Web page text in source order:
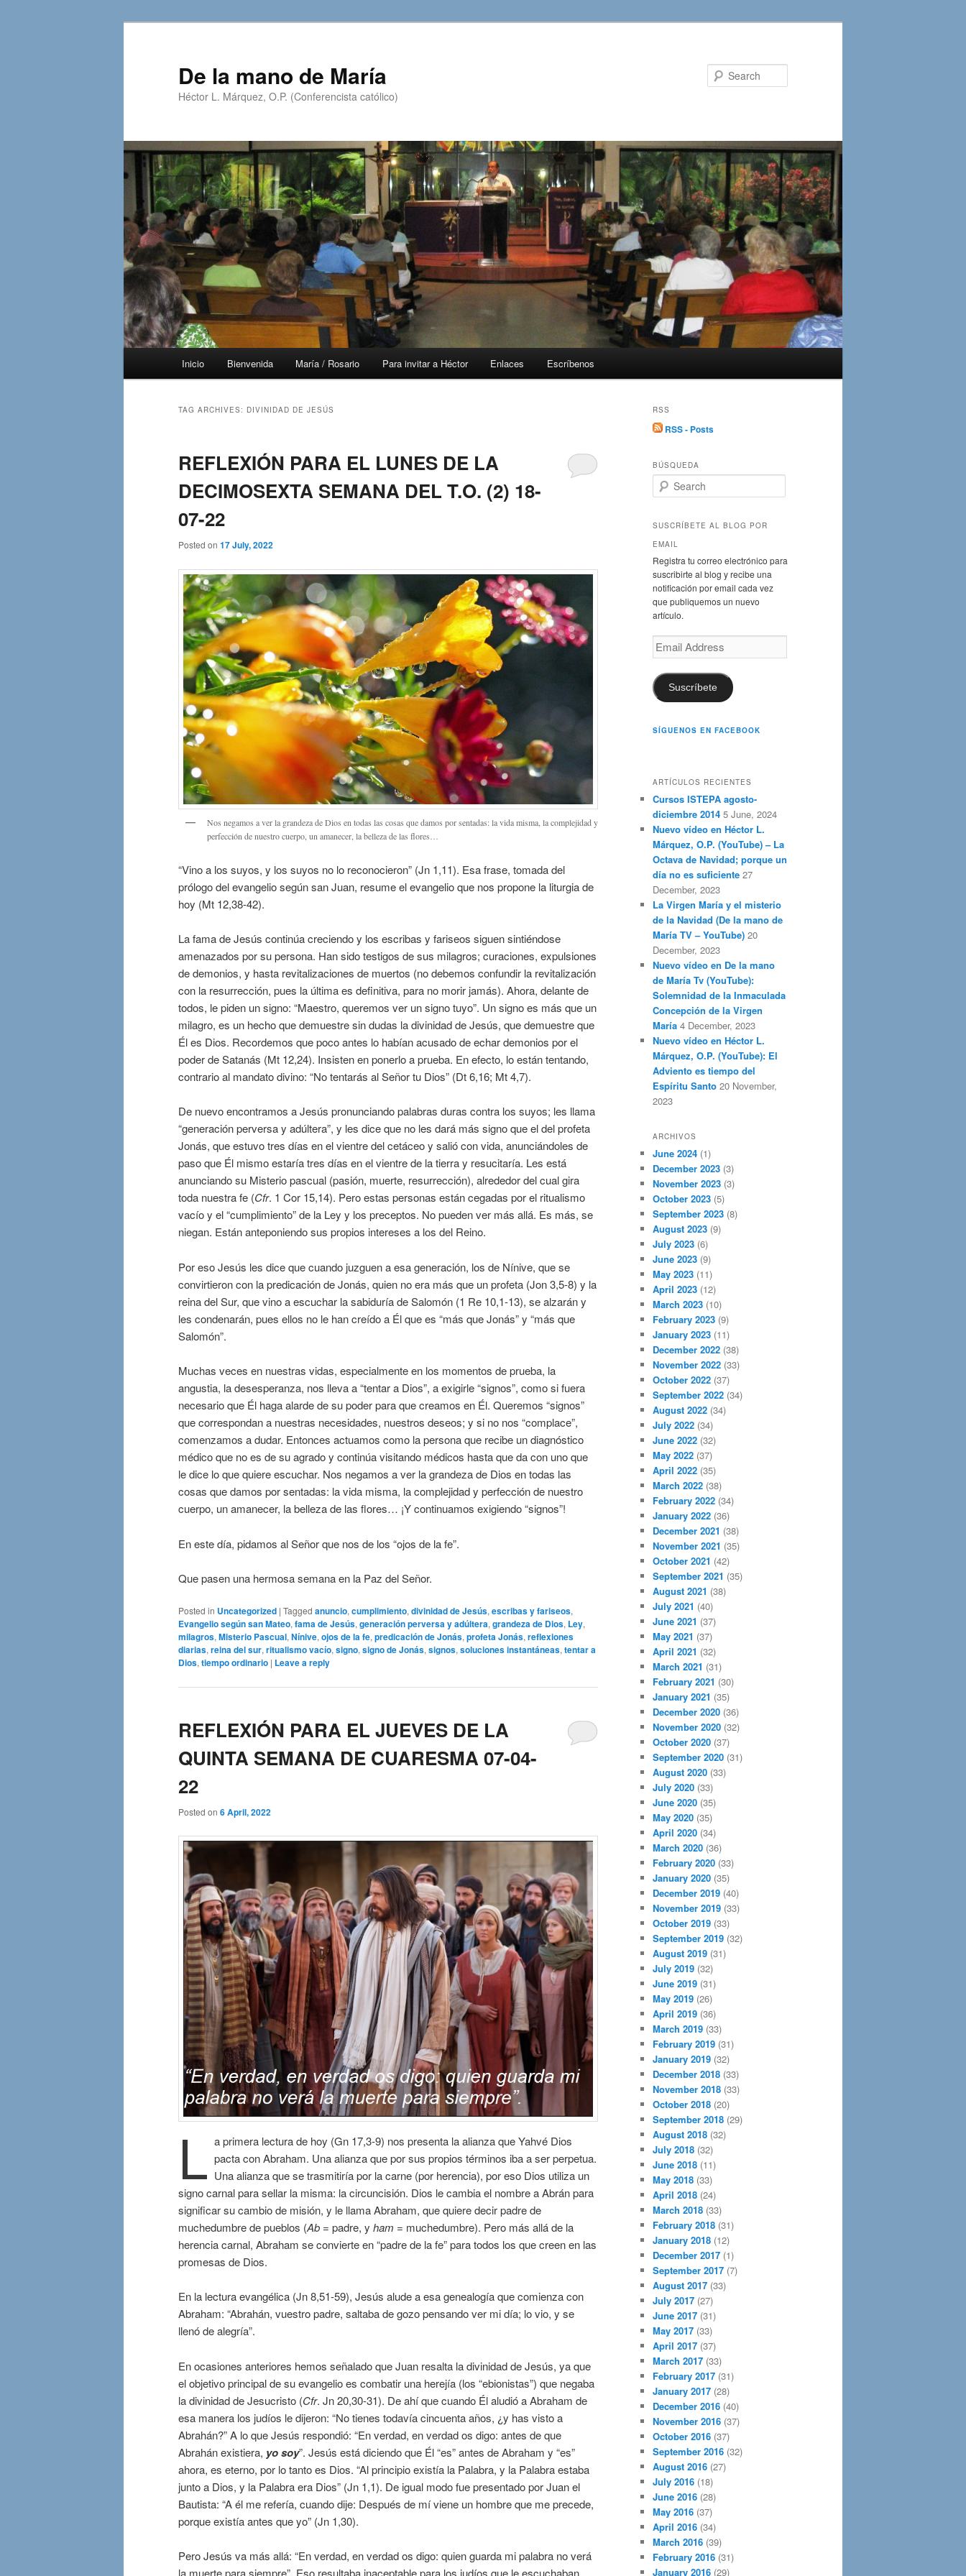
De la mano de María
Héctor L. Márquez, O.P. (Conferencista católico)
Inicio Bienvenida María / Rosario Para invitar a Héctor Enlaces Escríbenos
TAG ARCHIVES: DIVINIDAD DE JESÚS
REFLEXIÓN PARA EL LUNES DE LA
DECIMOSEXTA SEMANA DEL T.O. (2) 18-
07-22
Posted on 17 July, 2022
Nos negamos a ver la grandeza de Dios en todas las cosas que damos por sentadas: la vida misma, la complejidad y
perfección de nuestro cuerpo, un amanecer, la belleza de las flores…
“Vino a los suyos, y los suyos no lo reconocieron” (Jn 1,11). Esa frase, tomada del
prólogo del evangelio según san Juan, resume el evangelio que nos propone la liturgia de
hoy (Mt 12,38-42).
La fama de Jesús continúa creciendo y los escribas y fariseos siguen sintiéndose
amenazados por su persona. Han sido testigos de sus milagros; curaciones, expulsiones
de demonios, y hasta revitalizaciones de muertos (no debemos confundir la revitalización
con la resurrección, pues la última es definitiva, para no morir jamás). Ahora, delante de
todos, le piden un signo: “Maestro, queremos ver un signo tuyo”. Un signo es más que un
milagro, es un hecho que demuestre sin dudas la divinidad de Jesús, que demuestre que
Él es Dios. Recordemos que poco antes lo habían acusado de echar demonios por el
poder de Satanás (Mt 12,24). Insisten en ponerlo a prueba. En efecto, lo están tentando,
contrario al mandato divino: “No tentarás al Señor tu Dios” (Dt 6,16; Mt 4,7).
De nuevo encontramos a Jesús pronunciando palabras duras contra los suyos; les llama
“generación perversa y adúltera”, y les dice que no les dará más signo que el del profeta
Jonás, que estuvo tres días en el vientre del cetáceo y salió con vida, anunciándoles de
paso que Él mismo estaría tres días en el vientre de la tierra y resucitaría. Les está
anunciando su Misterio pascual (pasión, muerte, resurrección), alrededor del cual gira
toda nuestra fe (Cfr. 1 Cor 15,14). Pero estas personas están cegadas por el ritualismo
vacío y el “cumplimiento” de la Ley y los preceptos. No pueden ver más allá. Es más, se
niegan. Están anteponiendo sus propios intereses a los del Reino.
Por eso Jesús les dice que cuando juzguen a esa generación, los de Nínive, que se
convirtieron con la predicación de Jonás, quien no era más que un profeta (Jon 3,5-8) y la
reina del Sur, que vino a escuchar la sabiduría de Salomón (1 Re 10,1-13), se alzarán y
les condenarán, pues ellos no le han creído a Él que es “más que Jonás” y “más que
Salomón”.
Muchas veces en nuestras vidas, especialmente en los momentos de prueba, la
angustia, la desesperanza, nos lleva a “tentar a Dios”, a exigirle “signos”, como si fuera
necesario que Él haga alarde de su poder para que creamos en Él. Queremos “signos”
que correspondan a nuestras necesidades, nuestros deseos; y si no nos “complace”,
comenzamos a dudar. Entonces actuamos como la persona que recibe un diagnóstico
médico que no es de su agrado y continúa visitando médicos hasta que da con uno que
le dice lo que quiere escuchar. Nos negamos a ver la grandeza de Dios en todas las
cosas que damos por sentadas: la vida misma, la complejidad y perfección de nuestro
cuerpo, un amanecer, la belleza de las flores… ¡Y continuamos exigiendo “signos”!
En este día, pidamos al Señor que nos de los “ojos de la fe”.
Que pasen una hermosa semana en la Paz del Señor.
Posted in Uncategorized | Tagged anuncio, cumplimiento, divinidad de Jesús, escribas y fariseos,
Evangelio según san Mateo, fama de Jesús, generación perversa y adúltera, grandeza de Dios, Ley,
milagros, Misterio Pascual, Nínive, ojos de la fe, predicación de Jonás, profeta Jonás, reflexiones
diarias, reina del sur, ritualismo vacío, signo, signo de Jonás, signos, soluciones instantáneas, tentar a
Dios, tiempo ordinario | Leave a reply
REFLEXIÓN PARA EL JUEVES DE LA
QUINTA SEMANA DE CUARESMA 07-04-
22
Posted on 6 April, 2022
L a primera lectura de hoy (Gn 17,3-9) nos presenta la alianza que Yahvé Dios
pacta con Abraham. Una alianza que por sus propios términos iba a ser perpetua.
Una alianza que se trasmitiría por la carne (por herencia), por eso Dios utiliza un
signo carnal para sellar la misma: la circuncisión. Dios le cambia el nombre a Abrán para
significar su cambio de misión, y le llama Abraham, que quiere decir padre de
muchedumbre de pueblos (Ab = padre, y ham = muchedumbre). Pero más allá de la
herencia carnal, Abraham se convierte en “padre de la fe” para todos los que creen en las
promesas de Dios.
En la lectura evangélica (Jn 8,51-59), Jesús alude a esa genealogía que comienza con
Abraham: “Abrahán, vuestro padre, saltaba de gozo pensando ver mi día; lo vio, y se
llenó de alegría”.
En ocasiones anteriores hemos señalado que Juan resalta la divinidad de Jesús, ya que
el objetivo principal de su evangelio es combatir una herejía (los “ebionistas”) que negaba
la divinidad de Jesucristo (Cfr. Jn 20,30-31). De ahí que cuando Él aludió a Abraham de
esa manera los judíos le dijeron: “No tienes todavía cincuenta años, ¿y has visto a
Abrahán?” A lo que Jesús respondió: “En verdad, en verdad os digo: antes de que
Abrahán existiera, yo soy”. Jesús está diciendo que Él “es” antes de Abraham y “es”
ahora, es eterno, por lo tanto es Dios. “Al principio existía la Palabra, y la Palabra estaba
junto a Dios, y la Palabra era Dios” (Jn 1,1). De igual modo fue presentado por Juan el
Bautista: “A él me refería, cuando dije: Después de mí viene un hombre que me precede,
porque existía antes que yo” (Jn 1,30).
Pero Jesús va más allá: “En verdad, en verdad os digo: quien guarda mi palabra no verá
la muerte para siempre”. Eso resultaba inaceptable para los judíos que le escuchaban,
RSS
RSS - Posts
BÚSQUEDA
e
r
h
SUSCRÍBETE AL BLOG POR
EMAIL
Registra tu correo electrónico para
suscribirte al blog y recibe una
notificación por email cada vez
que publiquemos un nuevo
artículo.
Email
Address
Suscríbete
SÍGUENOS EN FACEBOOK
ARTÍCULOS RECIENTES
Cursos ISTEPA agosto-
diciembre 2014 5 June, 2024
Nuevo vídeo en Héctor L.
Márquez, O.P. (YouTube) – La
Octava de Navidad; porque un
día no es suficiente 27
December, 2023
La Virgen María y el misterio
de la Navidad (De la mano de
María TV – YouTube) 20
December, 2023
Nuevo vídeo en De la mano
de María Tv (YouTube):
Solemnidad de la Inmaculada
Concepción de la Virgen
María 4 December, 2023
Nuevo vídeo en Héctor L.
Márquez, O.P. (YouTube): El
Adviento es tiempo del
Espíritu Santo 20 November,
2023
ARCHIVOS
June 2024 (1)
December 2023 (3)
November 2023 (3)
October 2023 (5)
September 2023 (8)
August 2023 (9)
July 2023 (6)
June 2023 (9)
May 2023 (11)
April 2023 (12)
March 2023 (10)
February 2023 (9)
January 2023 (11)
December 2022 (38)
November 2022 (33)
October 2022 (37)
September 2022 (34)
August 2022 (34)
July 2022 (34)
June 2022 (32)
May 2022 (37)
April 2022 (35)
March 2022 (38)
February 2022 (34)
January 2022 (36)
December 2021 (38)
November 2021 (35)
October 2021 (42)
September 2021 (35)
August 2021 (38)
July 2021 (40)
June 2021 (37)
May 2021 (37)
April 2021 (32)
March 2021 (31)
February 2021 (30)
January 2021 (35)
December 2020 (36)
November 2020 (32)
October 2020 (37)
September 2020 (31)
August 2020 (33)
July 2020 (33)
June 2020 (35)
May 2020 (35)
April 2020 (34)
March 2020 (36)
February 2020 (33)
January 2020 (35)
December 2019 (40)
November 2019 (33)
October 2019 (33)
September 2019 (32)
August 2019 (31)
July 2019 (32)
June 2019 (31)
May 2019 (26)
April 2019 (36)
March 2019 (33)
February 2019 (31)
January 2019 (32)
December 2018 (33)
November 2018 (33)
October 2018 (20)
September 2018 (29)
August 2018 (32)
July 2018 (32)
June 2018 (11)
May 2018 (33)
April 2018 (24)
March 2018 (33)
February 2018 (31)
January 2018 (12)
December 2017 (1)
September 2017 (7)
August 2017 (33)
July 2017 (27)
June 2017 (31)
May 2017 (33)
April 2017 (37)
March 2017 (33)
February 2017 (31)
January 2017 (28)
December 2016 (40)
November 2016 (37)
October 2016 (37)
September 2016 (32)
August 2016 (27)
July 2016 (18)
June 2016 (28)
May 2016 (37)
April 2016 (34)
March 2016 (39)
February 2016 (31)
January 2016 (29)